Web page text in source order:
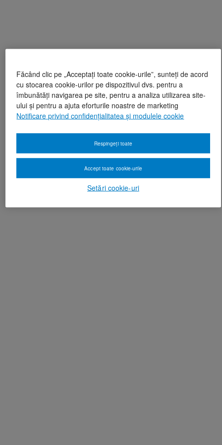
Făcând clic pe „Acceptați toate cookie-urile”, sunteți de acord
cu stocarea cookie-urilor pe dispozitivul dvs. pentru a
îmbunătăți navigarea pe site, pentru a analiza utilizarea site-
ului și pentru a ajuta eforturile noastre de marketing
Notificare privind confidențialitatea și modulele cookie
Setări cookie-uri
Respingeți toate
Accept toate cookie-urile